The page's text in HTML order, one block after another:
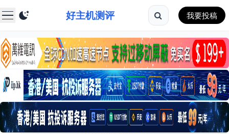
好主机测评 我要投稿